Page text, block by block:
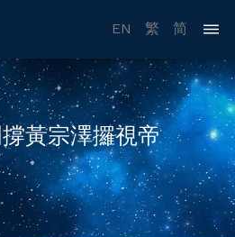
EN 繁 简
黃宗澤攞視帝